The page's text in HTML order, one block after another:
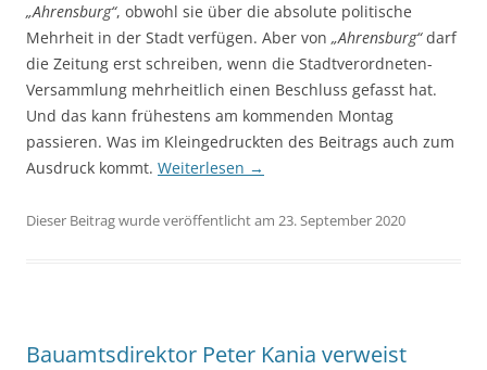
„Ahrensburg“, obwohl sie über die absolute politische
Mehrheit in der Stadt verfügen. Aber von „Ahrensburg“darf
die Zeitung erst schreiben, wenn die Stadtverordneten-
Versammlung mehrheitlich einen Beschluss gefasst hat.
Und das kann frühestens am kommenden Montag
passieren. Was im Kleingedruckten des Beitrags auch zum
Ausdruck kommt. Weiterlesen →
Dieser Beitrag wurde veröffentlicht am 23. September 2020
Bauamtsdirektor Peter Kania verweist